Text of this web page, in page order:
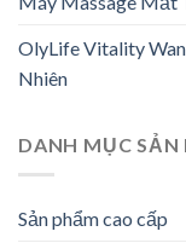
OlyLife Vitality
Nhiên
DANH MỤC SẢN
Sản phẩm cao cấp